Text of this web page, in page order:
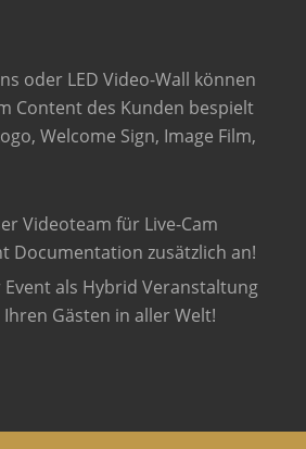
oder LED Video-Wall können
Content des Kunden bespielt
Welcome Sign, Image Film,
Videoteam für Live-Cam
Documentation zusätzlich an!
Event als Hybrid Veranstaltung
Gästen in aller Welt!